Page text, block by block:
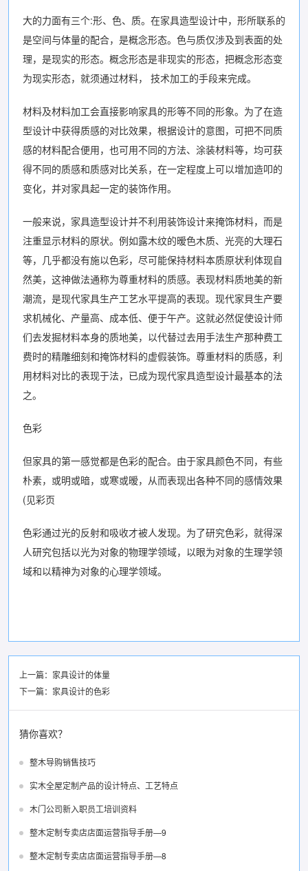
大的力面有三个:形、色、质。在家具造型设计中，形所联系的
是空间与体量的配合，是概念形态。色与质仅涉及到表面的处
理，是现实的形态。概念形态是非现实的形态，把概念形态变
为现实形态，就须通过材料， 技术加工的手段来完成。
材料及材料加工会直接影响家具的形等不同的形象。为了在造
型设计中获得质感的对比效果，根据设计的意图，可把不同质
感的材料配合便用，也可用不同的方法、涂装材料等，均可获
得不同的质感和质感对比关系，在一定程度上可以增加造叩的
变化，并对家具起一定的装饰作用。
一般来说，家具造型设计并不利用装饰设计来掩饰材料，而是
注重显示材料的原状。例如露木纹的暧色木质、光亮的大理石
等，几乎都没有施以色彩，尽可能保持材料本质原状利体现自
然美，这神做法通称为尊重材料的质感。表现材料质地美的新
潮流，是现代家具生产工艺水平提高的表现。现代家貝生产要
求机械化、产量高、成本低、便于午产。这就必然促使设计师
们去发掘材料本身的质地美，以代替过去用手法生产那种费工
费时的精雕细刻和掩饰材料的虚假装饰。尊重材料的质感，利
用材料对比的表现于法，已成为现代家具造型设计最基本的法
之。
色彩
但家具的第一感觉都是色彩的配合。由于家具颜色不同，有些
朴素，或明或暗，或寒或暧，从而表现出各种不同的感情效果
(见彩页
色彩通过光的反射和吸收才被人发现。为了研究色彩，就得深
人研究包括以光为对象的物理学领域，以眼为对象的生理学领
域和以精神为对象的心理学领域。
上一篇： 家具设计的体量
下一篇： 家具设计的色彩
猜你喜欢？
整木导购销售技巧
实木全屋定制产品的设计特点、工艺特点
木门公司新入职员工培训资料
整木定制专卖店店面运营指导手册—9
整木定制专卖店店面运营指导手册—8